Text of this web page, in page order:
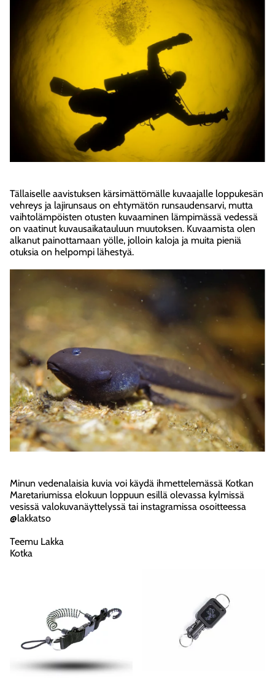
Tällaiselle aavistuksen kärsimättömälle kuvaajalle loppukesän
vehreys ja lajirunsaus on ehtymätön runsaudensarvi, mutta
vaihtolämpöisten otusten kuvaaminen lämpimässä vedessä
on vaatinut kuvausaikatauluun muutoksen. Kuvaamista olen
alkanut painottamaan yölle, jolloin kaloja ja muita pieniä
otuksia on helpompi lähestyä.
Minun vedenalaisia kuvia voi käydä ihmettelemässä Kotkan
Maretariumissa elokuun loppuun esillä olevassa kylmissä
vesissä valokuvanäyttelyssä tai instagramissa osoitteessa
@lakkatso
Teemu Lakka
Kotka